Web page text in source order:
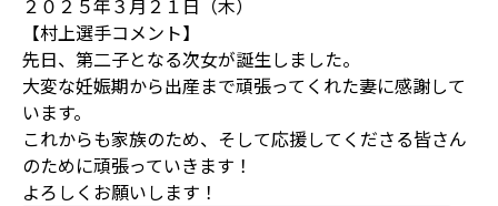
２０２５年３月２１日（木）
【村上選手コメント】
先日、第二子となる次女が誕生しました。
大変な妊娠期から出産まで頑張ってくれた妻に感謝して
います。
これからも家族のため、そして応援してくださる皆さん
のために頑張っていきます！
よろしくお願いします！